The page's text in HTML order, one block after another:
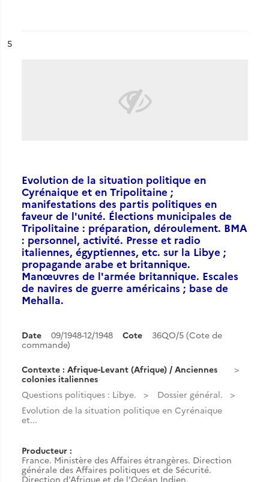
n°
5
Evolution de la situation politique en
Cyrénaique et en Tripolitaine ;
manifestations des partis politiques en
faveur de l'unité. Élections municipales de
Tripolitaine : préparation, déroulement. BMA
: personnel, activité. Presse et radio
italiennes, égyptiennes, etc. sur la Libye ;
propagande arabe et britannique.
Manœuvres de l'armée britannique. Escales
de navires de guerre américains ; base de
Mehalla.
Date 09/1948-12/1948 Cote
36QO/5 (Cote de
commande)
Contexte : Afrique-Levant (Afrique) / Anciennes
colonies italiennes
Questions politiques : Libye.
Dossier général.
Evolution de la situation politique en Cyrénaique
et...
Producteur :
France. Ministère des Affaires étrangères. Direction
générale des Affaires politiques et de Sécurité.
Direction d'Afrique et de l'Océan Indien.